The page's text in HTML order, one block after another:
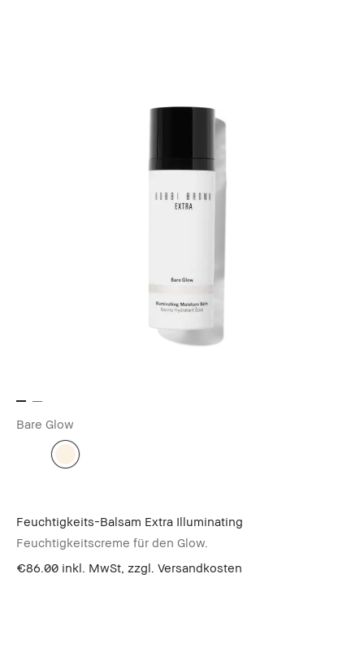
Bare Glow
Feuchtigkeits-Balsam Extra Illuminating
Feuchtigkeitscreme für den Glow.
€86.00 inkl. MwSt, zzgl. Versandkosten